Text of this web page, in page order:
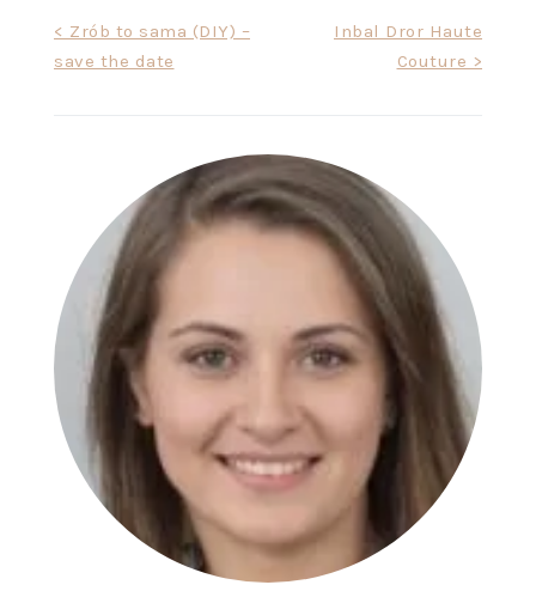
Nawigacja
wpisu
< Zrób to sama (DIY) –
save the date
Inbal Dror Haute
Couture >